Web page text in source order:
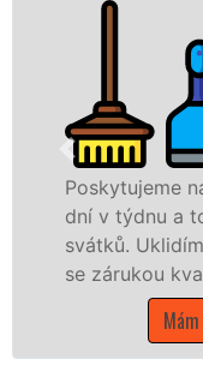
i
náš
v týdnu a to i
Uklidíme vše,
zárukou kvalitně
Mám zájem